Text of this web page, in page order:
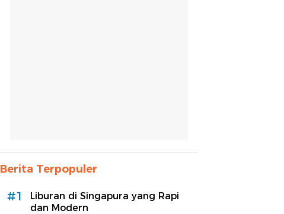
Berita Terpopuler
#1
Liburan di Singapura yang Rapi
dan Modern